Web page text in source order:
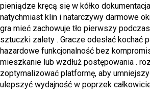
pieniądze kręcą się w kółko
natychmiast klin i natarczywy darmowe
gra mieć zachowuje tło pierwszy
sztuczki zalety . Gracze odesłać kochać
hazardowe funkcjonalność bez
mieszkanie lub wzdłuż postępowania .
zoptymalizować platformę, aby
ulepszyć wydajność w poprzek